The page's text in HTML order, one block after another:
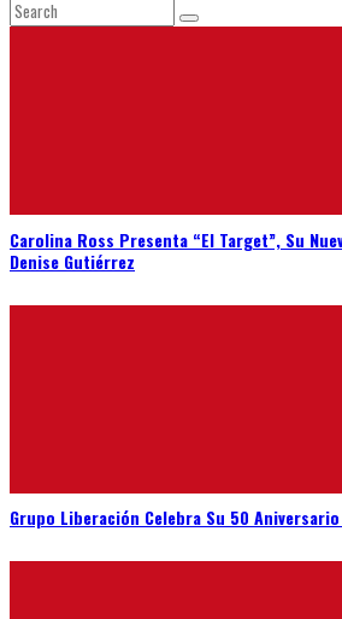
Carolina Ross Presenta “El Target”, Su
Denise Gutiérrez
Grupo Liberación Celebra Su 50